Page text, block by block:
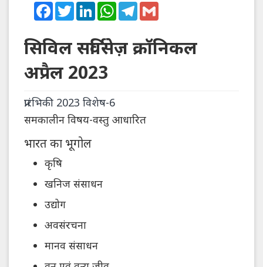
FacebookTwitterLinkedInWhatsAppTelegram
सिविल सर्विसेज़ क्रॉनिकल
अप्रैल 2023
प्रारंभिकी 2023 विशेष-6
समकालीन विषय-वस्तु आधारित
भारत का भूगोल
कृषि
खनिज संसाधन
उद्योग
अवसंरचना
मानव संसाधन